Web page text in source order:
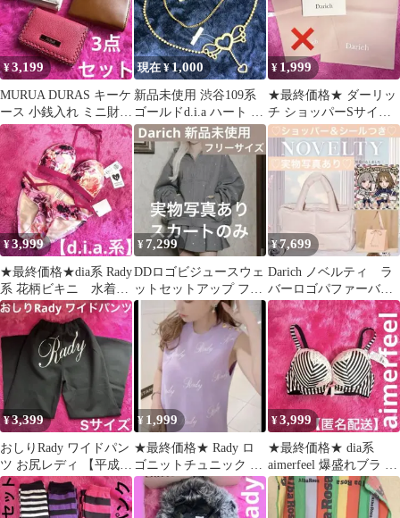
¥3,199
MURUA DURAS キーケ
ース 小銭入れ ミニ財布
パス【平成ギャル】豹
柄
現在 ¥1,000
新品未使用 渋谷109系
ゴールドd.i.a ハート ス
トーン付きチェーンベ
ルト
¥ 1,999
★最終価格★ ダーリッ
チ ショッパーSサイズ /
ギフトラッピングＬサ
イズ 新品
¥3,999
★最終価格★dia系 Rady
系 花柄ビキニ 水着
【平成ギャル】M 新品
未使用
¥ 7,299
DDロゴビジュースウェ
ットセットアップ フリ
ーサイズ 【スカートの
み】
¥7,699
Darich ノベルティ ラ
バーロゴパファーバッ
グ +シール+ショッパ
ー 新品
¥3,399
おしりRady ワイドパン
ツ お尻レディ 【平成ギ
ャル】 黒 Ｓサイズ 武
藤静香
¥ 1,999
★最終価格★ Rady ロ
ゴニットチュニック ニ
ットトップ ミニワンピ
ース ロゴ
¥3,999
★最終価格★ dia系
aimerfeel 爆盛れブラ 下
着【平成ギャル】廃盤